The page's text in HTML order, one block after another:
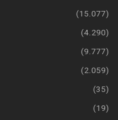
(15.077)
(4.290)
(9.777)
(2.059)
(35)
(19)